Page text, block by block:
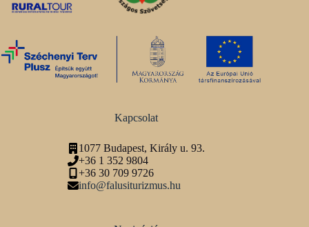
Kapcsolat
1077 Budapest, Király u. 93.
+36 1 352 9804
+36 30 709 9726
info@falusiturizmus.hu